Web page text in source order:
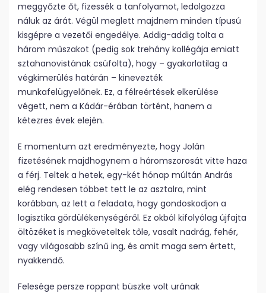
meggyőzte őt, fizessék a tanfolyamot, ledolgozza
náluk az árát. Végül meglett majdnem minden típusú
kisgépre a vezetői engedélye. Addig-addig tolta a
három műszakot (pedig sok trehány kollégája emiatt
sztahanovistának csúfolta), hogy – gyakorlatilag a
végkimerülés határán – kinevezték
munkafelügyelőnek. Ez, a félreértések elkerülése
végett, nem a Kádár-érában történt, hanem a
kétezres évek elején.
E momentum azt eredményezte, hogy Jolán
fizetésének majdhogynem a háromszorosát vitte haza
a férj. Teltek a hetek, egy-két hónap múltán András
elég rendesen többet tett le az asztalra, mint
korábban, az lett a feladata, hogy gondoskodjon a
logisztika gördülékenységéről. Ez okból kifolyólag újfajta
öltözéket is megköveteltek tőle, vasalt nadrág, fehér,
vagy világosabb színű ing, és amit maga sem értett,
nyakkendő.
Felesége persze roppant büszke volt urának